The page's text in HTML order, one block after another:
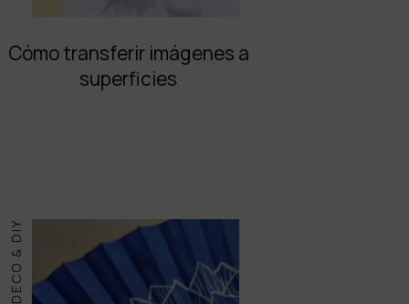
Cómo transferir imágenes a
superficies
DECO & DIY